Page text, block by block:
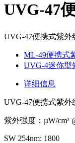
UVG-47
UVG-47便携式紫外
ML-49便携式
UVG-4迷你型
详细信息
UVG-47便携式紫外
紫外强度：µW/cm²
SW 254nm: 1800